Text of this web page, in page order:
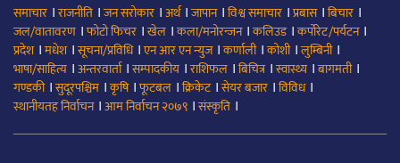
समाचार ।राजनीति ।जन सरोकार ।अर्थ।जापान।विश्व समाचार ।प्रबास।बिचार ।
जल/वातावरण ।फोटो फिचर ।खेल ।कला/मनोरन्जन।कलिउड।कर्पोरेट/पर्यटन।
प्रदेश।मधेश।सूचना/प्रविधि।एन आर एन न्युज।कर्णाली।कोशी।लुम्बिनी।
भाषा/साहित्य ।अन्तरवार्ता।सम्पादकीय ।राशिफल ।बिचित्र।स्वास्थ्य ।बागमती।
गण्डकी।सुदूरपश्चिम ।कृषि।फूटबल ।क्रिकेट।सेयर बजार ।विविध।
स्थानीयतह निर्वाचन।आम निर्वाचन २०७९ ।संस्कृति ।